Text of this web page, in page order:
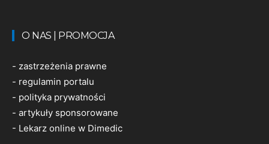
O NAS | PROMOCJA
- zastrzeżenia prawne
- regulamin portalu
- polityka prywatności
- artykuły sponsorowane
- Lekarz online w Dimedic